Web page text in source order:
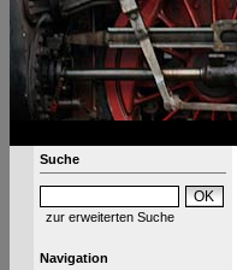
Suche
zur erweiterten Suche
Navigation